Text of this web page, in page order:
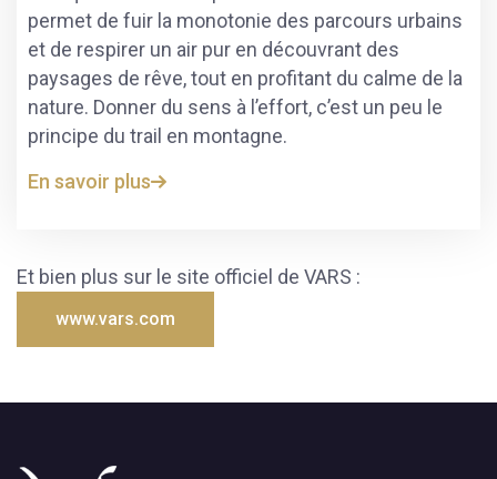
permet de fuir la monotonie des parcours urbains
et de respirer un air pur en découvrant des
paysages de rêve, tout en profitant du calme de la
nature. Donner du sens à l’effort, c’est un peu le
principe du trail en montagne.
En savoir plus
Et bien plus sur le site officiel de VARS :
www.vars.com